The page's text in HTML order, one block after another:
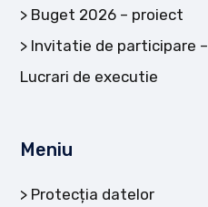
Buget 2026 – proiect
Invitatie de participare –
Lucrari de executie
Meniu
Protecția datelor